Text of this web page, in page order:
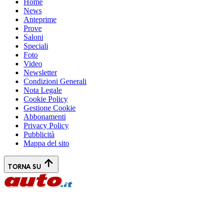
Home
News
Anteprime
Prove
Saloni
Speciali
Foto
Video
Newsletter
Condizioni Generali
Nota Legale
Cookie Policy
Gestione Cookie
Abbonamenti
Privacy Policy
Pubblicità
Mappa del sito
TORNA SU